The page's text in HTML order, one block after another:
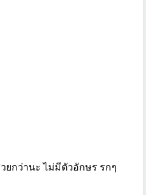
ยกว่านะ ไม่มีตัวอักษร รกๆ